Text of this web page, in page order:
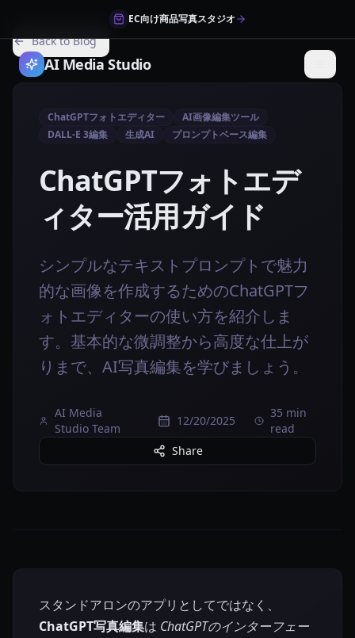
EC向け商品写真スタジオ
AI Media Studio
Back to Blog
ChatGPTフォトエディター
AI画像編集ツール
DALL-E 3編集
生成AI プロンプトベース編集
ChatGPTフォトエデ
ィター活用ガイド
シンプルなテキストプロンプトで魅力
的な画像を作成するためのChatGPTフ
ォトエディターの使い方を紹介しま
す。基本的な微調整から高度な仕上が
りまで、AI写真編集を学びましょう。
AI Media
Studio Team
12/20/2025
35 min
read
Share
スタンドアロンのアプリとしてではなく、
ChatGPT写真編集は ChatGPTのインターフェー